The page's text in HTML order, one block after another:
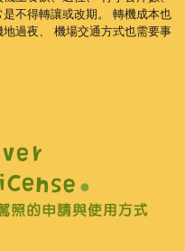
不得轉讓或改期。
轉機成本也
過夜、
機場交通方式也需要事